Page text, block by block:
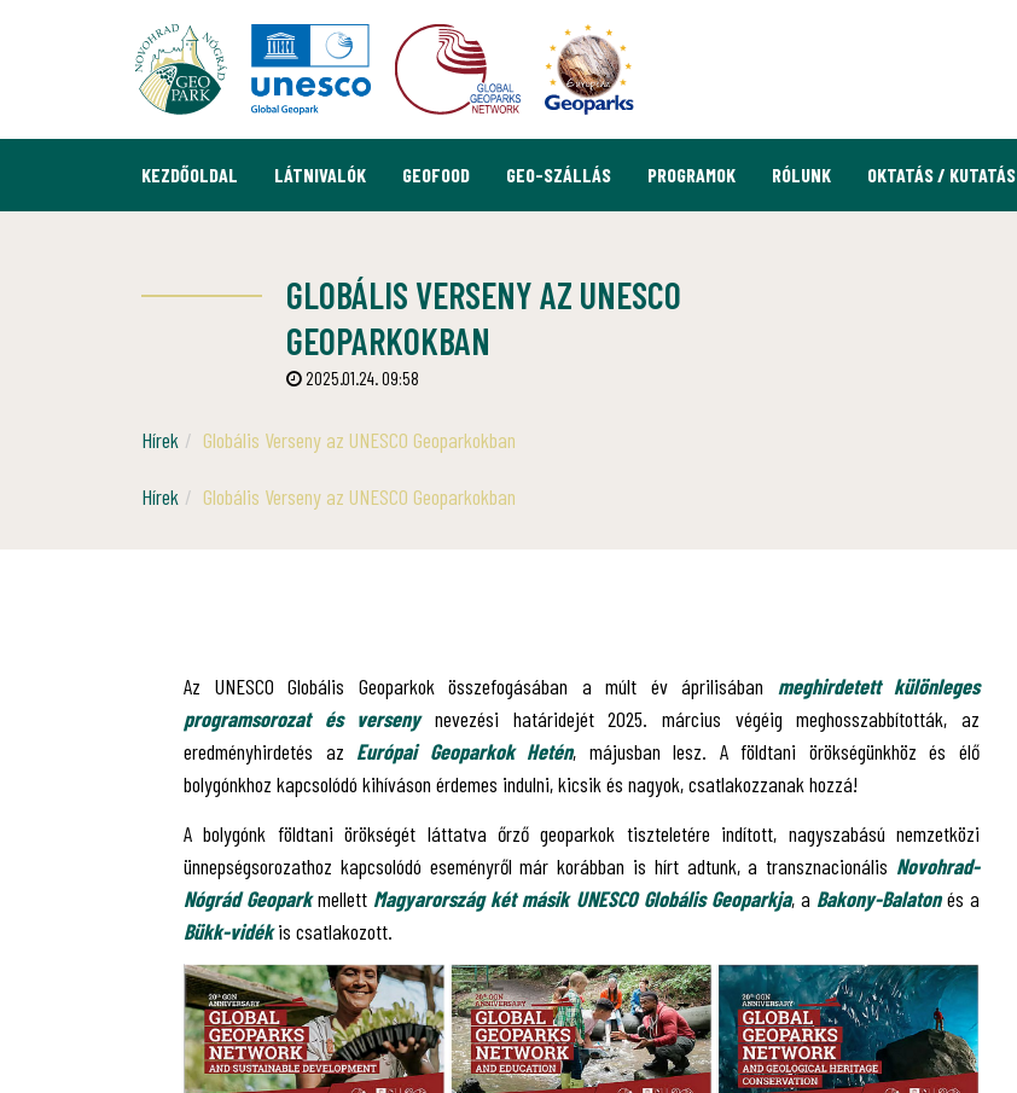
KEZDŐOLDAL LÁTNIVALÓK GEOFOOD GEO-SZÁLLÁS PROGRAMOK RÓLUNK OKTATÁS / KUTATÁS
GLOBÁLIS VERSENY AZ UNESCO
GEOPARKOKBAN
2025.01.24. 09:58
Hírek Globális Verseny az UNESCO Geoparkokban
Hírek Globális Verseny az UNESCO Geoparkokban
Az UNESCO Globális Geoparkok összefogásában a múlt év áprilisában meghirdetett különleges
programsorozat és versenynevezési határidejét 2025. március végéig meghosszabbították, az
eredményhirdetés az Európai Geoparkok Hetén, májusban lesz. A földtani örökségünkhöz és élő
bolygónkhoz kapcsolódó kihíváson érdemes indulni, kicsik és nagyok, csatlakozzanak hozzá!
A bolygónk földtani örökségét láttatva őrző geoparkok tiszteletére indított, nagyszabású nemzetközi
ünnepségsorozathoz kapcsolódó eseményről már korábban is hírt adtunk, a transznacionális Novohrad-
Nógrád Geoparkmellett Magyarország két másik UNESCO Globális Geoparkja, a Bakony-Balatonés a
Bükk-vidékis csatlakozott.